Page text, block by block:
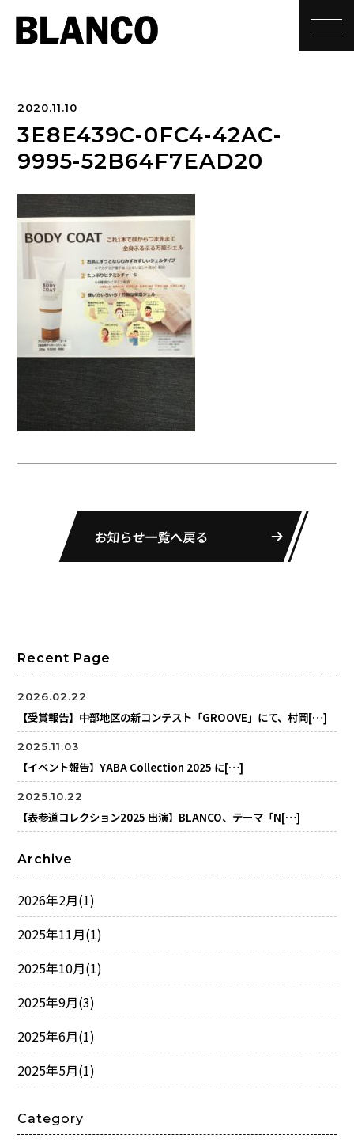
2020.11.10
3E8E439C-0FC4-42AC-
9995-52B64F7EAD20
お知らせ一覧へ戻る
Recent Page
2026.02.22
【受賞報告】中部地区の新コンテスト「GROOVE」にて、村岡[…]
2025.11.03
【イベント報告】YABA Collection 2025 に[…]
2025.10.22
【表参道コレクション2025 出演】BLANCO、テーマ「N[…]
Archive
2026年2月(1)
2025年11月(1)
2025年10月(1)
2025年9月(3)
2025年6月(1)
2025年5月(1)
Category